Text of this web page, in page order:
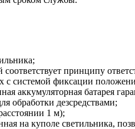
принципу
системой фиксации
аккумуляторная батарея
обработки дезсредствами;
1 м);
на куполе светильника,